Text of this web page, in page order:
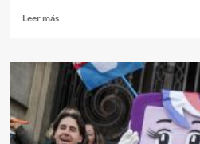
Leer másLeer
De
lo
absurdo
lo
criminal